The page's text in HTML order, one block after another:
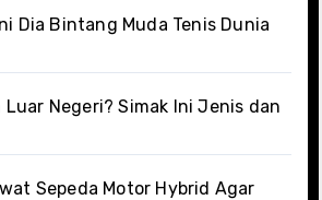
Dia Bintang Muda Tenis Dunia
Negeri? Simak Ini Jenis dan
Sepeda Motor Hybrid Agar